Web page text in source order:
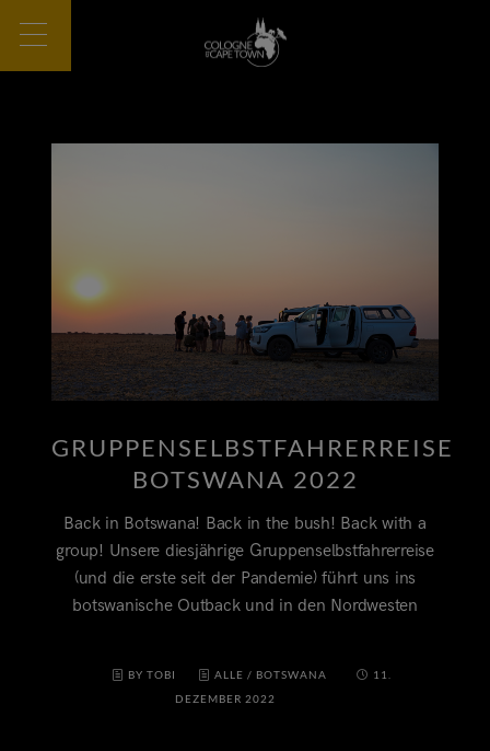
GRUPPENSELBSTFAHRERREISE
BOTSWANA 2022
Back in Botswana! Back in the bush! Back with a
group! Unsere diesjährige Gruppenselbstfahrerreise
(und die erste seit der Pandemie) führt uns ins
botswanische Outback und in den Nordwesten
BY TOBI ALLE / BOTSWANA
11.
DEZEMBER 2022